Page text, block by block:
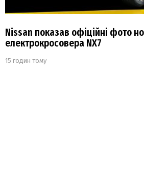
Nissan показав офіційні фото
електрокросовера NX7
15 годин тому